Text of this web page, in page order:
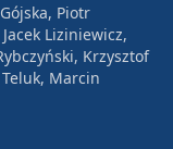
Piotr
Liziniewicz,
Krzysztof
Marcin